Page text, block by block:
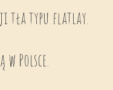
tła typu flatlay.
Polsce.